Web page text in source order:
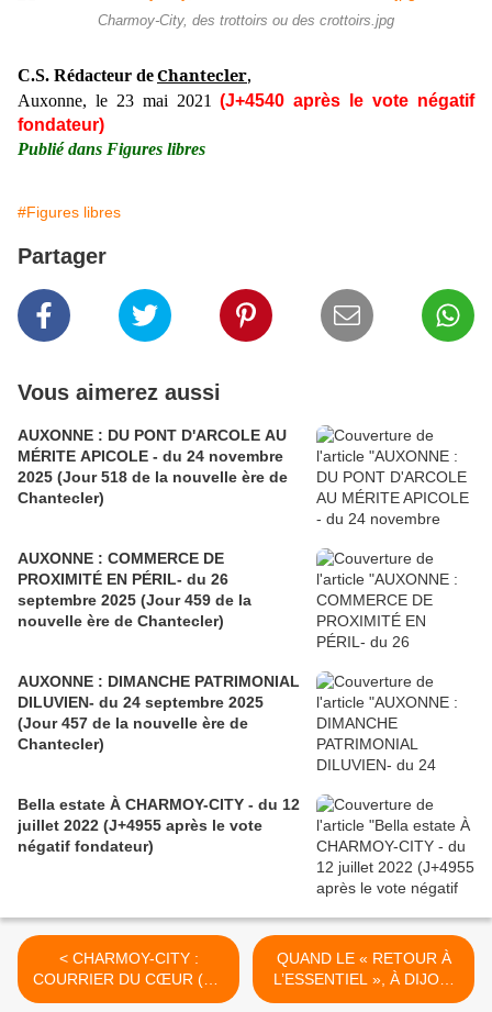
Charmoy-City, des trottoirs ou des crottoirs.jpg
C.S. Rédacteur deChantecler,
Auxonne, le 23 mai 2021
(J+4540 après le vote négatif
fondateur)
Publié dans Figures libres
#Figures libres
Partager
Vous aimerez aussi
AUXONNE : DU PONT D'ARCOLE AU
MÉRITE APICOLE - du 24 novembre
2025 (Jour 518 de la nouvelle ère de
Chantecler)
AUXONNE : COMMERCE DE
PROXIMITÉ EN PÉRIL- du 26
septembre 2025 (Jour 459 de la
nouvelle ère de Chantecler)
AUXONNE : DIMANCHE PATRIMONIAL
DILUVIEN- du 24 septembre 2025
(Jour 457 de la nouvelle ère de
Chantecler)
Bella estate À CHARMOY-CITY - du 12
juillet 2022 (J+4955 après le vote
négatif fondateur)
< CHARMOY-CITY :
COURRIER DU CŒUR (DE
BOURG)- du 22 MAI 2021
QUAND LE « RETOUR À
L’ESSENTIEL », À DIJON,
C’EST CAPITALE ! - du 25